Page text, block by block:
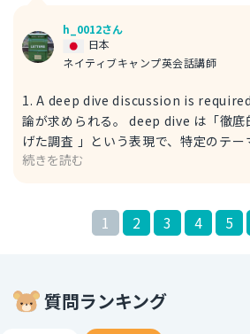
be nervous. 私が緊張しないなんて不
impossible for me not to は「私にと
す。こちらも二重否定で、緊張するこ
う強い気持ちを伝えます。 例文 "Just relax," they said.
But it's impossible for me not to
have to give a presentation. 「ただ
h_0012さん
ネイティブキャンプ英会話講師
日本
1. A deep dive discussion is
論が求められる。 deep dive は「徹底
げた調査 」という表現で、特定のテ
議論であることを強調します。 例文 A deep dive
ければならない内容なので、深く掘り
thorough discussion to understand
続きを読む
1 2 3 4 5
質問ランキング